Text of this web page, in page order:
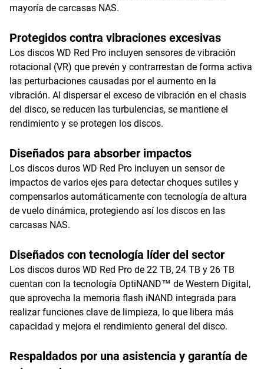
mayoría de carcasas NAS.
Protegidos contra vibraciones excesivas
Los discos WD Red Pro incluyen sensores de vibración
rotacional (VR) que prevén y contrarrestan de forma activa
las perturbaciones causadas por el aumento en la
vibración. Al dispersar el exceso de vibración en el chasis
del disco, se reducen las turbulencias, se mantiene el
rendimiento y se protegen los discos.
Diseñados para absorber impactos
Los discos duros WD Red Pro incluyen un sensor de
impactos de varios ejes para detectar choques sutiles y
compensarlos automáticamente con tecnología de altura
de vuelo dinámica, protegiendo así los discos en las
carcasas NAS.
Diseñados con tecnología líder del sector
Los discos duros WD Red Pro de 22 TB, 24 TB y 26 TB
cuentan con la tecnología OptiNAND™ de Western Digital,
que aprovecha la memoria flash iNAND integrada para
realizar funciones clave de limpieza, lo que libera más
capacidad y mejora el rendimiento general del disco.
Respaldados por una asistencia y garantía de